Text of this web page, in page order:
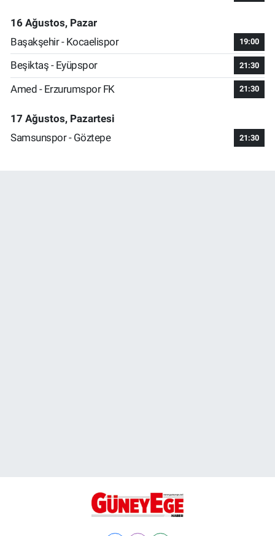
16 Ağustos, Pazar
Başakşehir - Kocaelispor
19:00
Beşiktaş - Eyüpspor 21:30
Amed - Erzurumspor FK 21:30
17 Ağustos, Pazartesi
Samsunspor - Göztepe
21:30